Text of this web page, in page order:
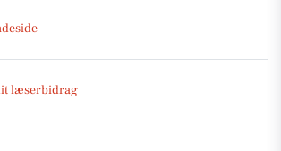
læserbidrag